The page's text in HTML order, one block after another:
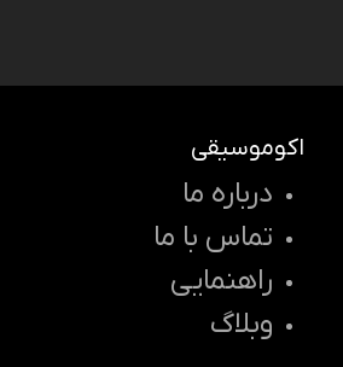
اکوموسیقی
درباره ما
تماس با ما
راهنمایی
وبلاگ